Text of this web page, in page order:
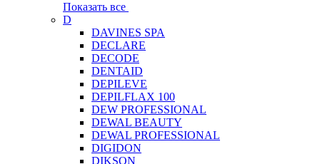
Показать все
D
DAVINES SPA
DECLARE
DECODE
DENTAID
DEPILEVE
DEPILFLAX 100
DEW PROFESSIONAL
DEWAL BEAUTY
DEWAL PROFESSIONAL
DIGIDON
DIKSON